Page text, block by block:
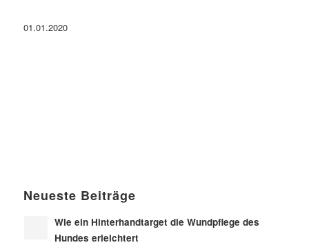
01.01.2020
Neueste Beiträge
Wie ein Hinterhandtarget die Wundpflege des
Hundes erleichtert